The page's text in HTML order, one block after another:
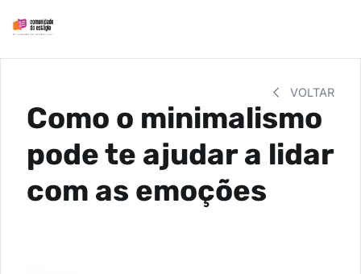
VOLTAR
Como o minimalismo
pode te ajudar a lidar
com as emoções